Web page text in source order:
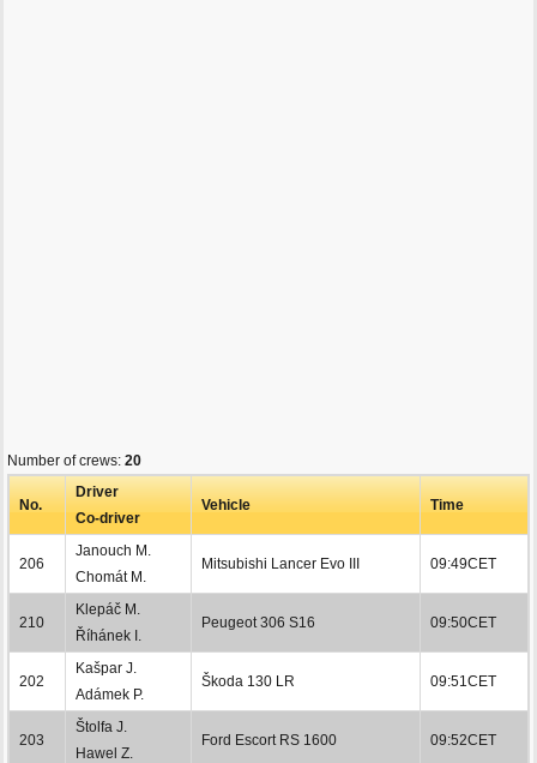
Number of crews: 20
No.
Driver
Co-driver
Vehicle Time
206
Janouch M.
Chomát M.
Mitsubishi Lancer Evo III 09:49CET
210
Klepáč M.
Říhánek I.
Peugeot 306 S16 09:50CET
202
Kašpar J.
Adámek P.
Škoda 130 LR 09:51CET
203
Štolfa J.
Hawel Z.
Ford Escort RS 1600 09:52CET